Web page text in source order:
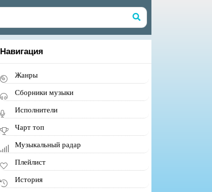
Навигация
Жанры
Сборники музыки
Исполнители
Чарт топ
Музыкальный радар
Плейлист
История